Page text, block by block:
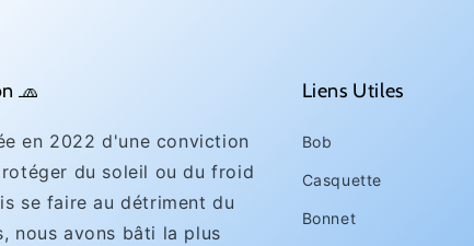
🧢
en 2022 d'une conviction
du soleil ou du froid
se faire au détriment du
nous avons bâti la plus
Liens Utiles
Bob
Casquette
Bonnet